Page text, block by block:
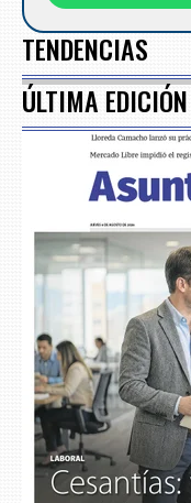
TENDENCIAS
ÚLTIMA